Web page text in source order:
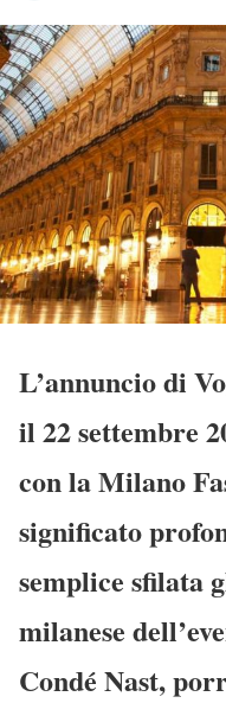
L’annuncio di
il 22 settembre
con la Milano
significato
semplice sfilata
milanese
Condé Nast,